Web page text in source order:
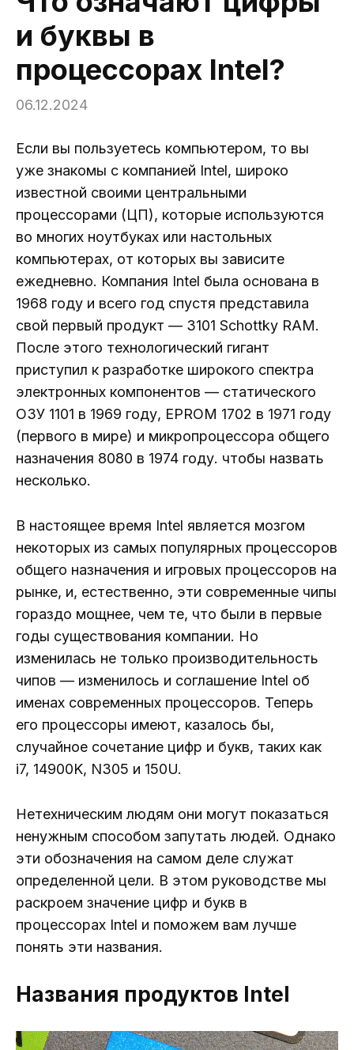
и буквы в
процессорах Intel?
06.12.2024
Если вы пользуетесь компьютером, то вы
уже знакомы с компанией Intel, широко
известной своими центральными
процессорами (ЦП), которые используются
во многих ноутбуках или настольных
компьютерах, от которых вы зависите
ежедневно. Компания Intel была основана в
1968 году и всего год спустя представила
свой первый продукт — 3101 Schottky RAM.
После этого технологический гигант
приступил к разработке широкого спектра
электронных компонентов — статического
ОЗУ 1101 в 1969 году, EPROM 1702 в 1971 году
(первого в мире) и микропроцессора общего
назначения 8080 в 1974 году. чтобы назвать
несколько.
В настоящее время Intel является мозгом
некоторых из самых популярных процессоров
общего назначения и игровых процессоров на
рынке, и, естественно, эти современные чипы
гораздо мощнее, чем те, что были в первые
годы существования компании. Но
изменилась не только производительность
чипов — изменилось и соглашение Intel об
именах современных процессоров. Теперь
его процессоры имеют, казалось бы,
случайное сочетание цифр и букв, таких как
i7, 14900K, N305 и 150U.
Нетехническим людям они могут показаться
ненужным способом запутать людей. Однако
эти обозначения на самом деле служат
определенной цели. В этом руководстве мы
раскроем значение цифр и букв в
процессорах Intel и поможем вам лучше
понять эти названия.
Названия продуктов Intel